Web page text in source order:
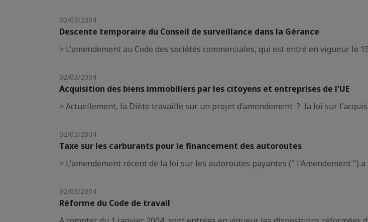
02/03/2004
Descente temporaire du Conseil de surveillance dans la Gérance
> L'amendement au Code des sociétés commerciales, qui est entré en vigueur
02/03/2004
Acquisition des biens immobiliers par les citoyens et entreprises de l'UE
> Actuellement, la Diète travaille sur un projet d'amendement ? la loi sur
02/03/2004
Taxe sur les carburants pour le financement des autoroutes
> L'amendement récent de la loi sur les autoroutes payantes (" l'Amendement ")
02/03/2004
Réforme du Code de travail